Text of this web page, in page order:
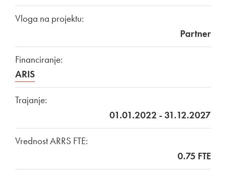
Vloga na projektu:
Partner
Financiranje:
ARIS
Trajanje:
01.01.2022 - 31.12.2027
Vrednost ARRS FTE:
0.75 FTE